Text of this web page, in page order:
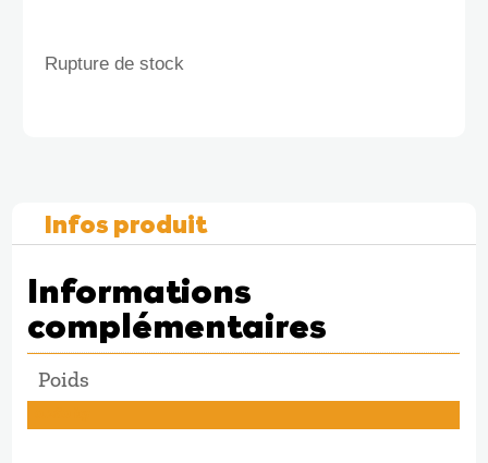
Rupture de stock
Infos produit
Informations
complémentaires
Poids